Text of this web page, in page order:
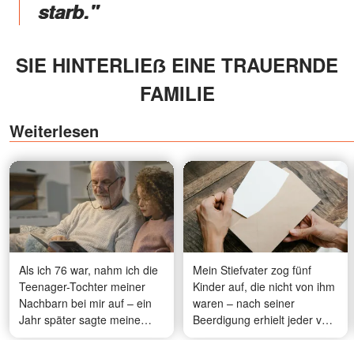
starb."
SIE HINTERLIEẞ EINE TRAUERNDE
FAMILIE
Weiterlesen
Als ich 76 war, nahm ich die
Teenager-Tochter meiner
Nachbarn bei mir auf – ein
Jahr später sagte meine
älteste Tochter: „Papa …
Mein Stiefvater zog fünf
Kinder auf, die nicht von ihm
waren – nach seiner
Beerdigung erhielt jeder von
uns einen Brief, den die